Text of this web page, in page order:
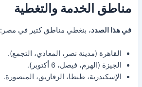
مناطق الخدمة والتغطية
في هذا الصدد، بنغطي مناطق كتير في مصر:
القاهرة (مدينة نصر، المعادي، التجمع).
الجيزة (الهرم، فيصل، 6 أكتوبر).
الإسكندرية، طنطا، الزقازيق، المنصورة.